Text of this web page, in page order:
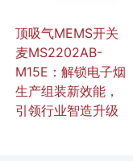
顶吸气MEMS开关
麦MS2202AB-
M15E：解锁电子烟
生产组装新效能，
引领行业智造升级